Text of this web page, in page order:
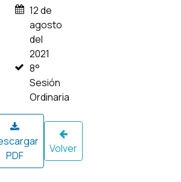
12 de
agosto
del
2021
8°
Sesión
Ordinaria
PDF
Volver